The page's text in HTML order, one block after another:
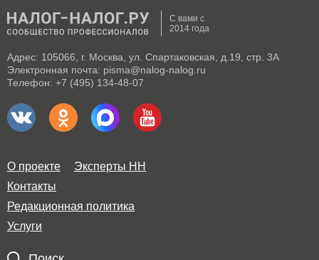
С вами с
2014 года
Адрес: 105066, г. Москва, ул. Спартаковская, д.19, стр. 3А
Электронная почта: pisma@nalog-nalog.ru
Телефон: +7 (495) 134-48-07
О проекте
Эксперты НН
Контакты
Редакционная политика
Услуги